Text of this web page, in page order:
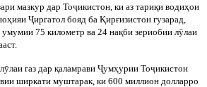
мазкур дар Тоҷикистон, ки аз тариқи водиҳои
ҳияи Ҷиргатол бояд ба Қирғизистон гузарад,
умумии 75 километр ва 24 нақби зериобии лӯлаи
ӯлаи газ дар қаламрави Ҷумҳурии Тоҷикистон
ширкати муштарак, ки 600 миллион долларро